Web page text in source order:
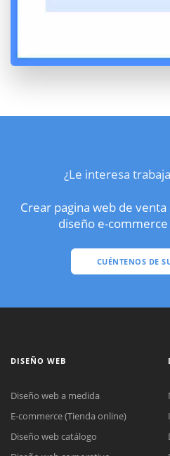
¿Le interesa
Crear pagina web de
diseño e-
CUÉNTENOS DE
DISEÑO WEB
Diseño web a medida
E-commerce (Tienda online)
Diseño web catálogo